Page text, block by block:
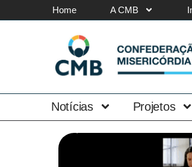
Home A CMB
Notícias Projetos